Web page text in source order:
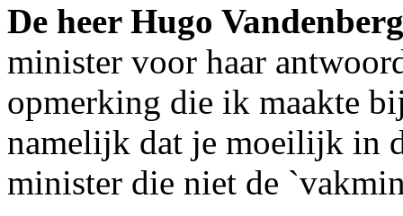
De heer Hugo
minister voor haar
opmerking die ik maakte
namelijk dat je moeilijk in
minister die niet de